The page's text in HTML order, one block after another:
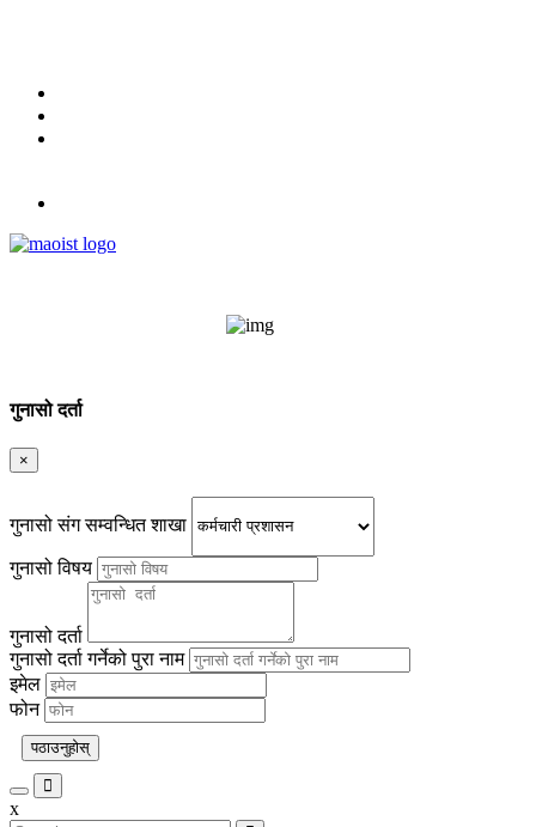
गुनासो दर्ता
×
गुनासो संग सम्वन्धित शाखा
गुनासो विषय
गुनासो दर्ता
गुनासो दर्ता गर्नेको पुरा नाम
इमेल
फोन
पठाउनुहोस्
Toggle
navigation
x